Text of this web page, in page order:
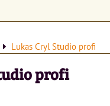
Lukas Cryl Studio profi
profi